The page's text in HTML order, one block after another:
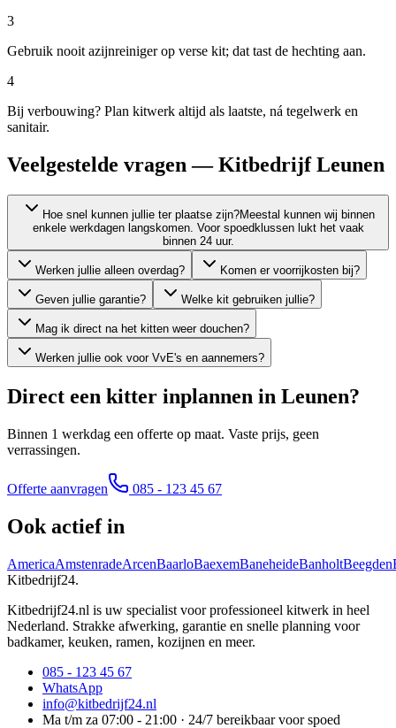
3
Gebruik nooit azijnreiniger op verse kit; dat tast de hechting aan.
4
Bij verbouwing? Plan kitwerk altijd als laatste, ná tegelwerk en
sanitair.
Veelgestelde vragen — Kitbedrijf Leunen
Hoe snel kunnen jullie ter plaatse zijn?Meestal kunnen wij binnen
enkele werkdagen langskomen. Voor spoedklussen lukt het vaak
binnen 24 uur.
Werken jullie alleen overdag? Komen er voorrijkosten bij?
Geven jullie garantie? Welke kit gebruiken jullie?
Mag ik direct na het kitten weer douchen?
Werken jullie ook voor VvE's en aannemers?
Direct een kitter inplannen in Leunen?
Binnen 1 werkdag een offerte op maat. Vaste prijs, geen
verrassingen.
Offerte aanvragen 085 - 123 45 67
Ook actief in
AmericaAmstenradeArcenBaarloBaexemBaneheideBanholtBeegden
Kitbedrijf24.
Kitbedrijf24.nl is uw specialist voor professioneel kitwerk in heel
Nederland. Strakke afwerking, garantie en snelle planning voor
badkamer, keuken, ramen, kozijnen en meer.
085 - 123 45 67
WhatsApp
info@kitbedrijf24.nl
Ma t/m za 07:00 - 21:00 · 24/7 bereikbaar voor spoed